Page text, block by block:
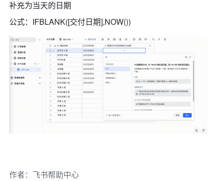
补充为当天的日期
公式：IFBLANK([交付日期],NOW())
作者： 飞书帮助中心